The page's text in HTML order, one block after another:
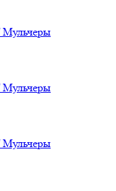
Мульчеры
Мульчеры
Мульчеры